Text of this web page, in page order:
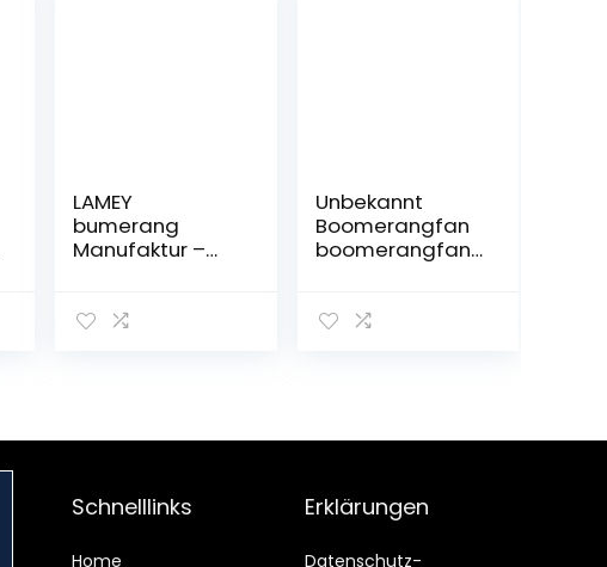
LAMEY
bumerang
Manufaktur –
und Kinder aus
Unbekannt
Boomerangfan
boomerangfan
Falcon
Schnelllinks
Home
Erklärungen
Datenschutz-